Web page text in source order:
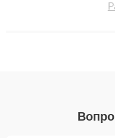
до 3 лет. Наши мастера